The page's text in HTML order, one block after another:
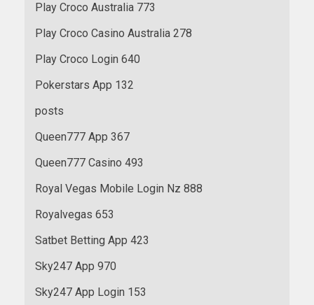
Play Croco Australia 773
Play Croco Casino Australia 278
Play Croco Login 640
Pokerstars App 132
posts
Queen777 App 367
Queen777 Casino 493
Royal Vegas Mobile Login Nz 888
Royalvegas 653
Satbet Betting App 423
Sky247 App 970
Sky247 App Login 153